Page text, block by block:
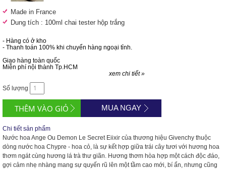
Made in France
Dung tích : 100ml chai tester hộp trắng
- Hàng có ở kho
- Thanh toán 100% khi chuyển hàng ngoại tỉnh.
Giao hàng toàn quốc
Miễn phí nội thành Tp.HCM
xem chi tiết »
Số lượng
MUA NGAY
Chi tiết sản phẩm
Nước hoa Ange Ou Demon Le Secret Eiixir của thương hiệu Givenchy thuộc
dòng nước hoa Chypre - hoa cỏ, là sự kết hợp giữa trái cây tươi với hương hoa
thơm ngát cùng hương lá trà thư giãn. Hương thơm hòa hợp một cách độc đáo,
gợi cảm nhẹ nhàng mang sự quyến rũ lên một tầm cao mới, bí ẩn, nhưng cũng